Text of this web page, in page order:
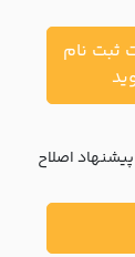
ثبت نام
اصلاح